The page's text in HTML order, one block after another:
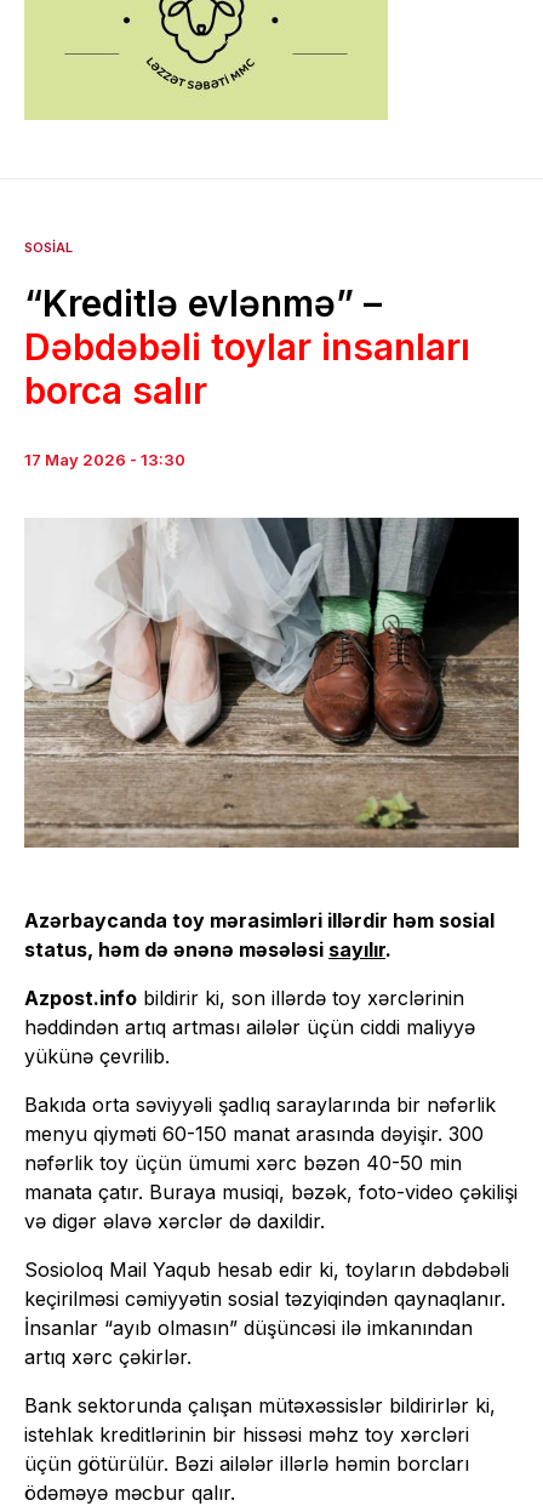
SOSIAL
“Kreditlə evlənmə” –
Dəbdəbəli toylar insanları
borca salır
17 May 2026 - 13:30
Azərbaycanda toy mərasimləri illərdir həm sosial
status, həm də ənənə məsələsi sayılır.
Azpost.info bildirir ki, son illərdə toy xərclərinin
həddindən artıq artması ailələr üçün ciddi maliyyə
yükünə çevrilib.
Bakıda orta səviyyəli şadlıq saraylarında bir nəfərlik
menyu qiyməti 60-150 manat arasında dəyişir. 300
nəfərlik toy üçün ümumi xərc bəzən 40-50 min
manata çatır. Buraya musiqi, bəzək, foto-video çəkilişi
və digər əlavə xərclər də daxildir.
Sosioloq Mail Yaqub hesab edir ki, toyların dəbdəbəli
keçirilməsi cəmiyyətin sosial təzyiqindən qaynaqlanır.
İnsanlar “ayıb olmasın” düşüncəsi ilə imkanından
artıq xərc çəkirlər.
Bank sektorunda çalışan mütəxəssislər bildirirlər ki,
istehlak kreditlərinin bir hissəsi məhz toy xərcləri
üçün götürülür. Bəzi ailələr illərlə həmin borcları
ödəməyə məcbur qalır.